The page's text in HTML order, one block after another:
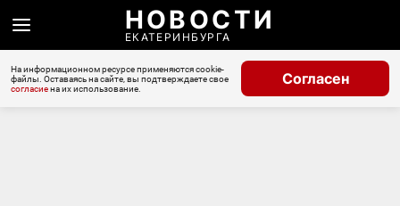
НОВОСТИ
ЕКАТЕРИНБУРГА
На информационном ресурсе применяются cookie-
файлы. Оставаясь на сайте, вы подтверждаете свое
согласиена их использование.
Согласен